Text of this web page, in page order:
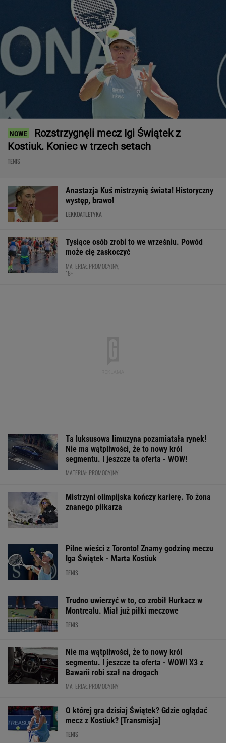
Rozstrzygnęli mecz Igi Świątek z
Kostiuk. Koniec w trzech setach
TENIS
Anastazja Kuś mistrzynią świata! Historyczny
występ, brawo!
LEKKOATLETYKA
Tysiące osób zrobi to we wrześniu. Powód
może cię zaskoczyć
MATERIAŁ PROMOCYJNY,
18+
Ta luksusowa limuzyna pozamiatała rynek!
Nie ma wątpliwości, że to nowy król
segmentu. I jeszcze ta oferta - WOW!
MATERIAŁ PROMOCYJNY
Mistrzyni olimpijska kończy karierę. To żona
znanego piłkarza
Pilne wieści z Toronto! Znamy godzinę meczu
Iga Świątek - Marta Kostiuk
TENIS
Trudno uwierzyć w to, co zrobił Hurkacz w
Montrealu. Miał już piłki meczowe
TENIS
Nie ma wątpliwości, że to nowy król
segmentu. I jeszcze ta oferta - WOW! X3 z
Bawarii robi szał na drogach
MATERIAŁ PROMOCYJNY
O której gra dzisiaj Świątek? Gdzie oglądać
mecz z Kostiuk? [Transmisja]
TENIS